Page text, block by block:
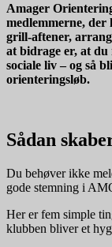
Amager
medlemmerne,
grill-aftener,
at bidrage er, at
sociale liv – og så
orienteringsløb.
Sådan
Du behøver ikke
gode stemning i
Her er fem simple
klubben bliver et